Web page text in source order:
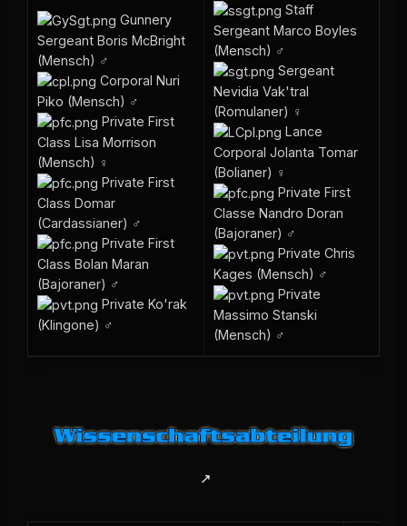
Gunnery
Sergeant Boris McBright
(Mensch) ♂
Corporal Nuri
Piko (Mensch) ♂
Private First
Class Lisa Morrison
(Mensch) ♀
Private First
Class Domar
(Cardassianer) ♂
Private First
Class Bolan Maran
(Bajoraner) ♂
Private Ko'rak
(Klingone) ♂
Staff
Sergeant Marco Boyles
(Mensch) ♂
Sergeant
Nevidia Vak'tral
(Romulaner) ♀
Lance
Corporal Jolanta Tomar
(Bolianer) ♀
Private First
Classe Nandro Doran
(Bajoraner) ♂
Private Chris
Kages (Mensch) ♂
Private
Massimo Stanski
(Mensch) ♂